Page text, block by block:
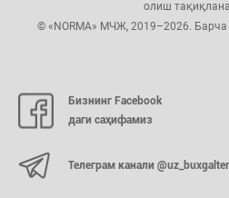
олиш
© «NORMA» МЧЖ, 2019–2026. Барча
Бизнинг Facebook
даги саҳифамиз
Телеграм канали @uz_buxgalter